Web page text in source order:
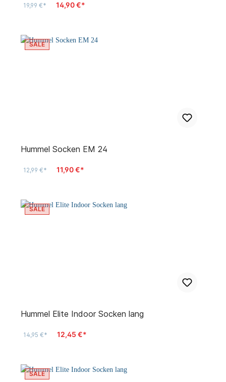
19,99 €* 14,90 €*
SALE
Hummel Socken EM 24
12,99 €* 11,90 €*
SALE
Hummel Elite Indoor Socken lang
14,95 €* 12,45 €*
SALE